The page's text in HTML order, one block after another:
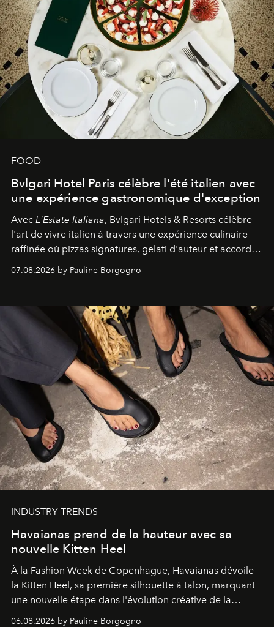
FOOD
Bvlgari Hotel Paris célèbre l'été italien avec
une expérience gastronomique d'exception
Avec L'Estate Italiana, Bvlgari Hotels & Resorts célèbre
l'art de vivre italien à travers une expérience culinaire
raffinée où pizzas signatures, gelati d'auteur et accords
07.08.2026 by Pauline Borgogno
INDUSTRY TRENDS
Havaianas prend de la hauteur avec sa
nouvelle Kitten Heel
À la Fashion Week de Copenhague, Havaianas dévoile
la Kitten Heel, sa première silhouette à talon, marquant
une nouvelle étape dans l'évolution créative de la
06.08.2026 by Pauline Borgogno